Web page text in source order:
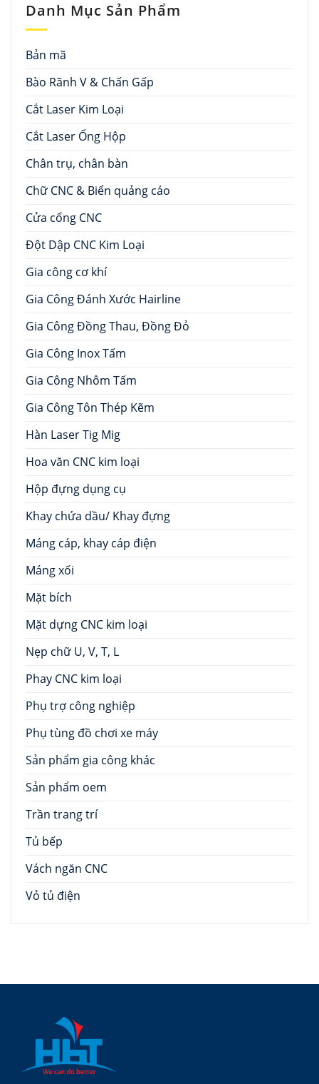
Danh Mục Sản Phẩm
Bản mã
Bào Rãnh V & Chấn Gấp
Cắt Laser Kim Loại
Cắt Laser Ống Hộp
Chân trụ, chân bàn
Chữ CNC & Biển quảng cáo
Cửa cổng CNC
Đột Dập CNC Kim Loại
Gia công cơ khí
Gia Công Đánh Xước Hairline
Gia Công Đồng Thau, Đồng Đỏ
Gia Công Inox Tấm
Gia Công Nhôm Tấm
Gia Công Tôn Thép Kẽm
Hàn Laser Tig Mig
Hoa văn CNC kim loại
Hộp đựng dụng cụ
Khay chứa dầu/ Khay đựng
Máng cáp, khay cáp điện
Máng xối
Mặt bích
Mặt dựng CNC kim loại
Nẹp chữ U, V, T, L
Phay CNC kim loại
Phụ trợ công nghiệp
Phụ tùng đồ chơi xe máy
Sản phẩm gia công khác
Sản phẩm oem
Trần trang trí
Tủ bếp
Vách ngăn CNC
Vỏ tủ điện